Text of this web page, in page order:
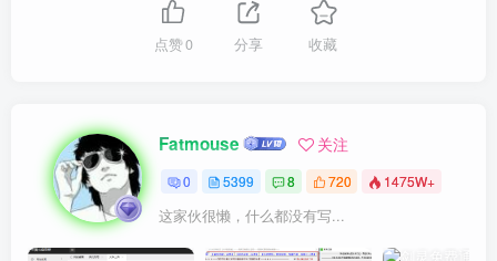
点赞0 分享 收藏
Fatmouse 关注
0 5399 8 720 1475W+
这家伙很懒，什么都没有写...